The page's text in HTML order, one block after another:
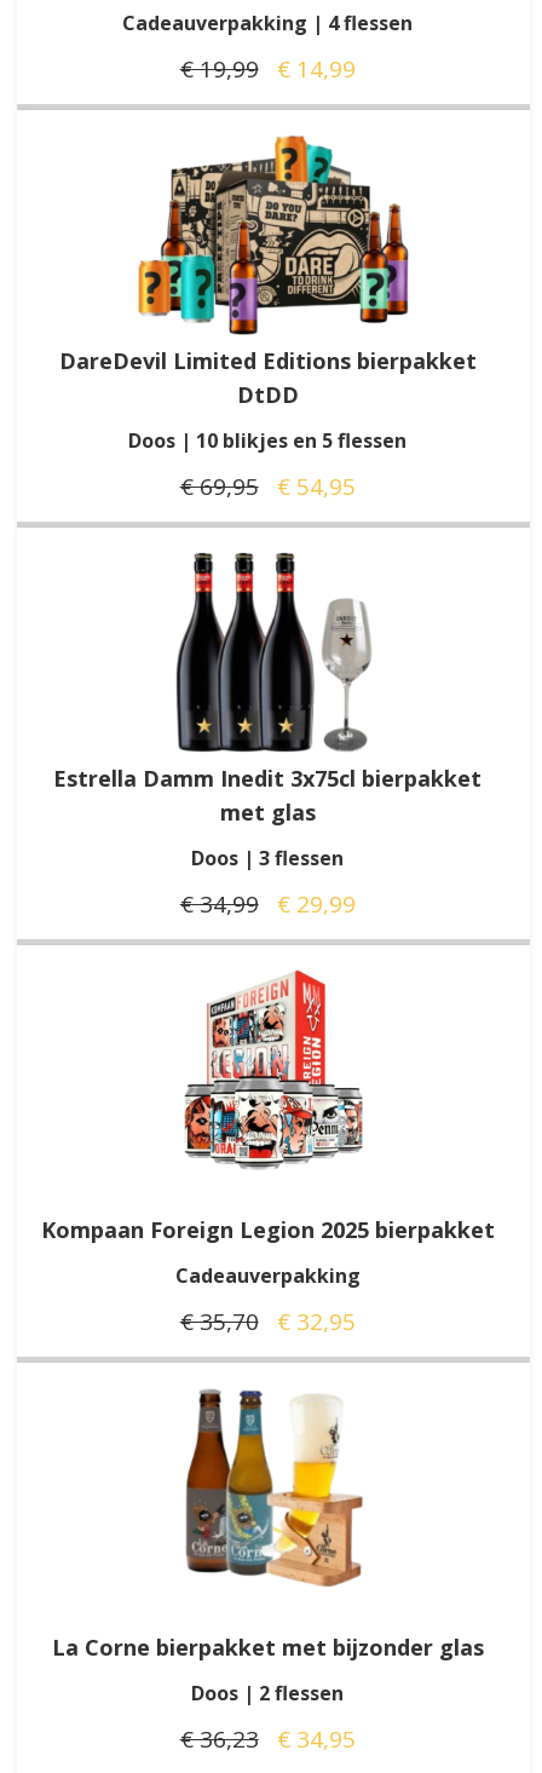
Cadeauverpakking | 4 flessen
€ 19,99 € 14,99
DareDevil Limited Editions bierpakket
DtDD
Doos | 10 blikjes en 5 flessen
€ 69,95 € 54,95
Estrella Damm Inedit 3x75cl bierpakket
met glas
Doos | 3 flessen
€ 34,99 € 29,99
Kompaan Foreign Legion 2025 bierpakket
Cadeauverpakking
€ 35,70 € 32,95
La Corne bierpakket met bijzonder glas
Doos | 2 flessen
€ 36,23 € 34,95